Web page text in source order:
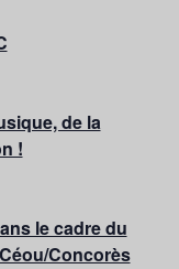
de la
!
le cadre du
Concorès